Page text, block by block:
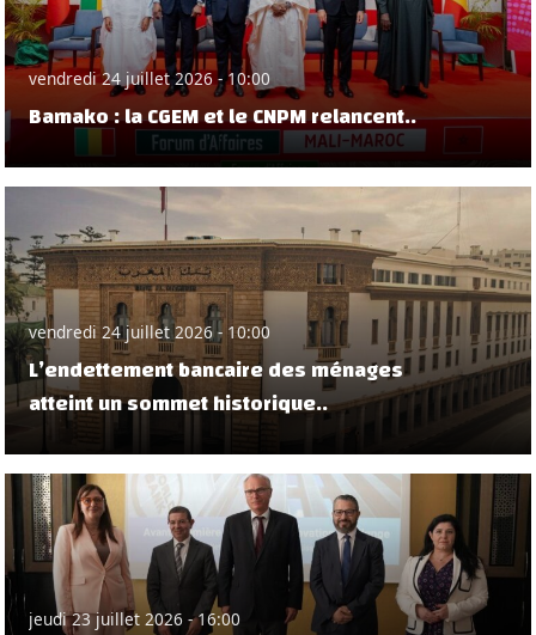
vendredi 24 juillet 2026 - 10:00
Bamako : la CGEM et le CNPM relancent..
vendredi 24 juillet 2026 - 10:00
L’endettement bancaire des ménages
atteint un sommet historique..
jeudi 23 juillet 2026 - 16:00